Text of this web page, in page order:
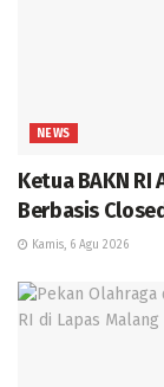
NEWS
Ketua BAKN
Berbasis
Kamis, 6 Agu 2026